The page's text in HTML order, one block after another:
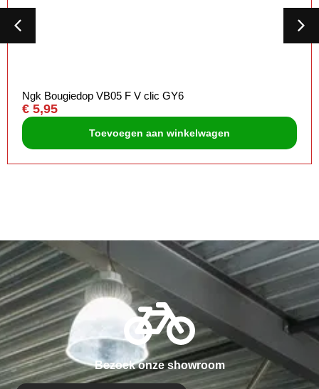
Ngk Bougiedop VB05 F V clic GY6
€ 5,95
Toevoegen aan winkelwagen
Bezoek onze showroom